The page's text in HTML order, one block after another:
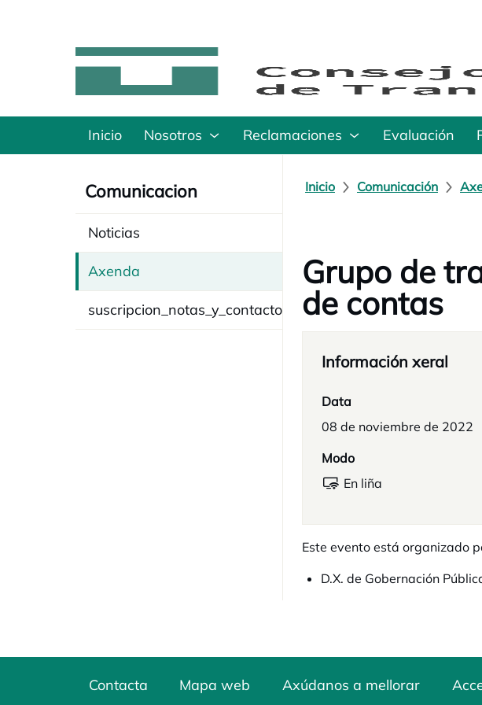
Inicio Nosotros Reclamaciones Evaluación
Comunicacion
Noticias
Axenda
suscripcion_notas_y_contacto
Inicio Comunicación
Grupo de
de contas
Información xeral
Data
08 de noviembre de 2022
Modo
En liña
Este evento está organizado
D.X. de Gobernación
Contacta Mapa web Axúdanos a mellorar